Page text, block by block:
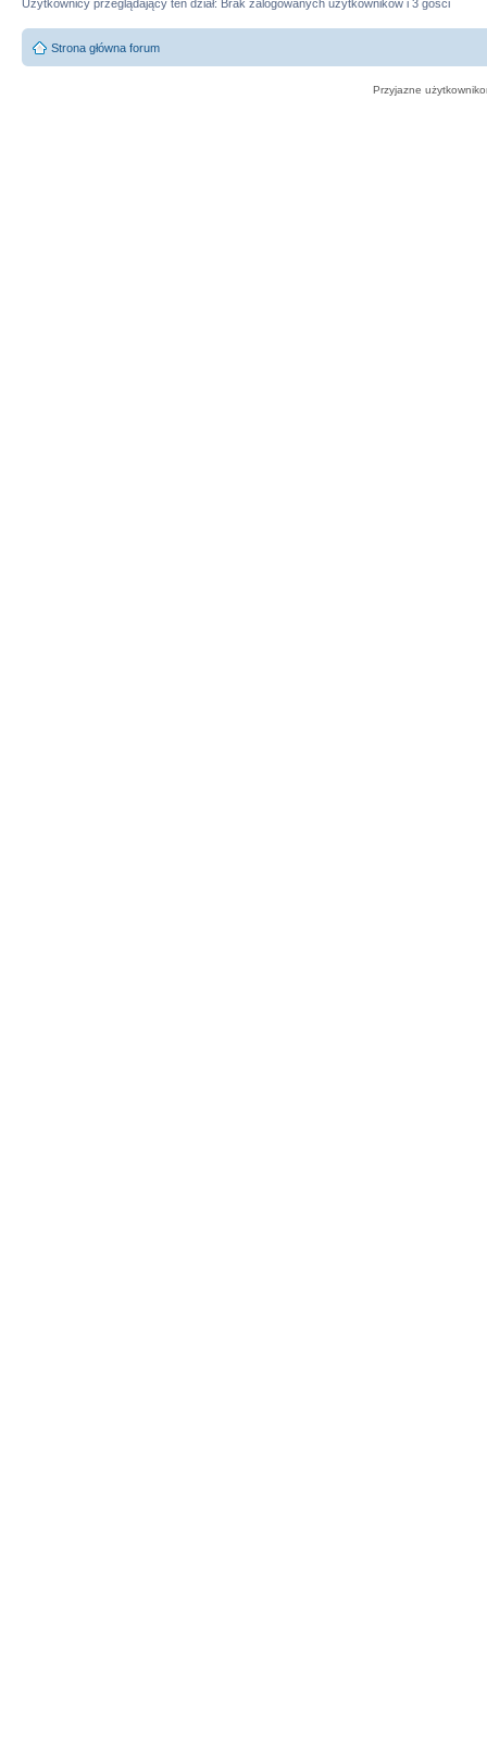
Użytkownicy przeglądający ten dział: Brak zalogowanych użytkowników i 3 gości
Strona główna forum
Przyjazne